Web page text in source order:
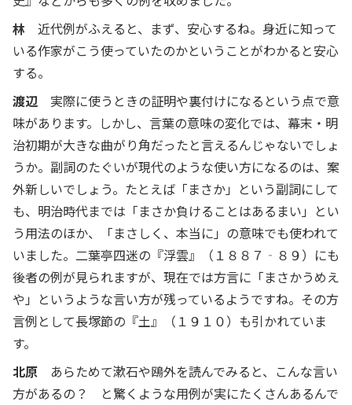
林 近代例がふえると、まず、安心するね。身近に知って
いる作家がこう使っていたのかということがわかると安心
する。
渡辺 実際に使うときの証明や裏付けになるという点で意
味があります。しかし、言葉の意味の変化では、幕末・明
治初期が大きな曲がり角だったと言えるんじゃないでしょ
うか。副詞のたぐいが現代のような使い方になるのは、案
外新しいでしょう。たとえば「まさか」という副詞にして
も、明治時代までは「まさか負けることはあるまい」とい
う用法のほか、「まさしく、本当に」の意味でも使われて
いました。二葉亭四迷の『浮雲』（１８８７‐８９）にも
後者の例が見られますが、現在では方言に「まさかうめえ
や」というような言い方が残っているようですね。その方
言例として長塚節の『土』（１９１０）も引かれていま
す。
北原 あらためて漱石や鴎外を読んでみると、こんな言い
方があるの？ と驚くような用例が実にたくさんあるんで